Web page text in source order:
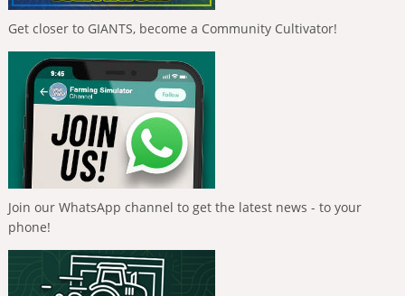
Get closer to GIANTS, become a Community Cultivator!
Join our WhatsApp channel to get the latest news - to your
phone!